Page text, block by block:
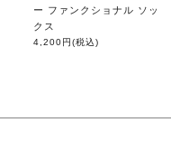
ー ファンクショナル ソッ
クス
4,200円(税込)